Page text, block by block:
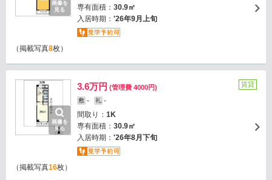
画像を
見る
専有面積： 30.9㎡
入居時期： '26年9月上旬
（掲載写真8枚）
画像を
見る
3.6万円 (管理費 4000円)
敷 - 礼 -
間取り： 1K
専有面積： 30.9㎡
入居時期： '26年8月下旬
賃貸
（掲載写真16枚）